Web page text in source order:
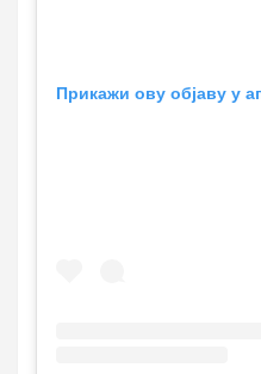
Прикажи ову објаву у